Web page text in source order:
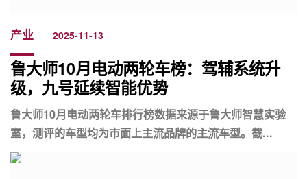
产业 2025-11-13
鲁大师10月电动两轮车榜：驾辅系统升
级，九号延续智能优势
鲁大师10月电动两轮车排行榜数据来源于鲁大师智慧实验
室，测评的车型均为市面上主流品牌的主流车型。截...